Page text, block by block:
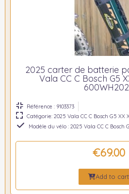
2025 carter de batterie
Vala CC C Bosch G5
Référence : 9103373
Catégorie: 2025 Vala CC C Bosch G5 XX
Modèle du vélo : 2025 Vala CC C Bosch
€69.00
Add to cart